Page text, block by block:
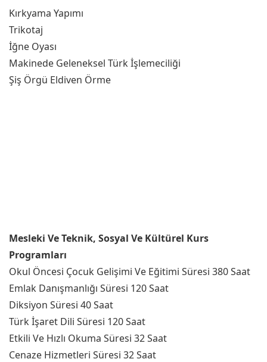
Kırkyama Yapımı
Trikotaj
İğne Oyası
Makinede Geleneksel Türk İşlemeciliği
Şiş Örgü Eldiven Örme
Mesleki Ve Teknik, Sosyal Ve Kültürel Kurs
Programları
Okul Öncesi Çocuk Gelişimi Ve Eğitimi Süresi 380 Saat
Emlak Danışmanlığı Süresi 120 Saat
Diksiyon Süresi 40 Saat
Türk İşaret Dili Süresi 120 Saat
Etkili Ve Hızlı Okuma Süresi 32 Saat
Cenaze Hizmetleri Süresi 32 Saat